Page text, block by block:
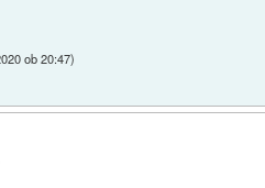
ob 20:47)